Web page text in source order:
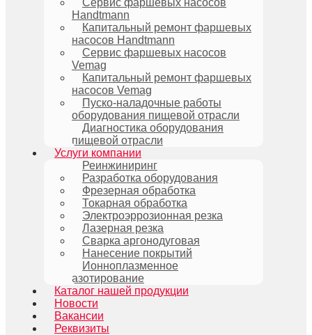
Сервис фаршевых насосов
Handtmann
Капитальный ремонт фаршевых
насосов Handtmann
Сервис фаршевых насосов
Vemag
Капитальный ремонт фаршевых
насосов Vemag
Пуско-наладочные работы
оборудования пищевой отрасли
Диагностика оборудования
пищевой отрасли
Услуги компании
Реинжиниринг
Разработка оборудования
Фрезерная обработка
Токарная обработка
Электроэррозионная резка
Лазерная резка
Сварка аргонодуговая
Нанесение покрытий
Ионноплазменное
азотирование
Каталог нашей продукции
Новости
Вакансии
Реквизиты